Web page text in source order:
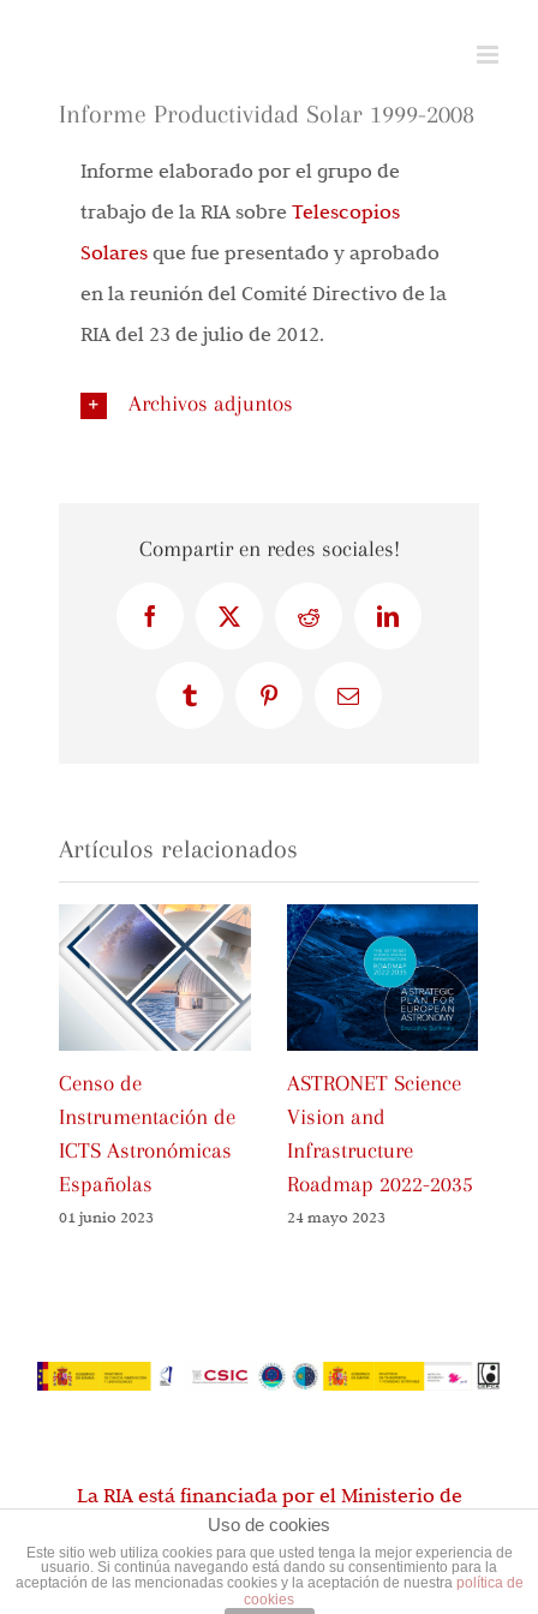
contenidoInforme Productividad Solar 1999-2008
Informe elaborado por el grupo de
trabajo de la RIA sobre Telescopios
Solaresque fue presentado y aprobado
en la reunión del Comité Directivo de la
RIA del 23 de julio de 2012.
Archivos adjuntos
Compartir en redes sociales!
FacebookX Reddit LinkedIn
Tumblr PinterestCorreo
Artículos relacionados
Censo de
Instrumentación de
ICTS Astronómicas
Españolas
01 junio 2023
ASTRONET Science
Vision and
Infrastructure
Roadmap 2022-2035
24 mayo 2023
La RIA está financiada por el Ministerio de
Ciencia, Innovación y Universidades
Uso de cookies
Este sitio web utiliza cookies para que usted tenga la mejor experiencia de
usuario. Si continúa navegando está dando su consentimiento para la
aceptación de las mencionadas cookies y la aceptación de nuestra política de
cookies